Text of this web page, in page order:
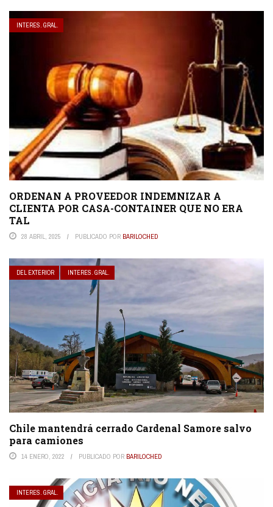
INTERES. GRAL.
ORDENAN A PROVEEDOR INDEMNIZAR A
CLIENTA POR CASA-CONTAINER QUE NO ERA
TAL
28 ABRIL, 2025 PUBLICADO POR BARILOCHED
DEL EXTERIOR INTERES. GRAL.
Chile mantendrá cerrado Cardenal Samore salvo
para camiones
14 ENERO, 2022 PUBLICADO POR BARILOCHED
INTERES. GRAL.